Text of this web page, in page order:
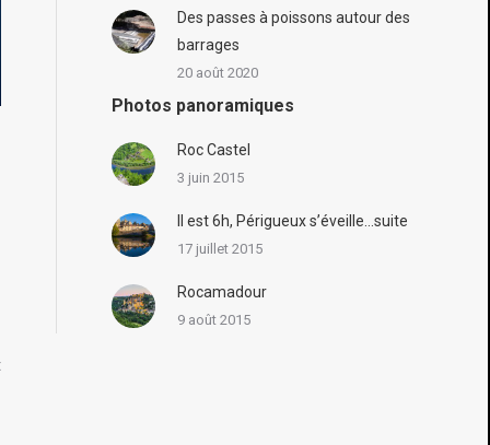
Des passes à poissons autour des
barrages
20 août 2020
Photos panoramiques
Roc Castel
3 juin 2015
Il est 6h, Périgueux s’éveille…suite
17 juillet 2015
Rocamadour
9 août 2015